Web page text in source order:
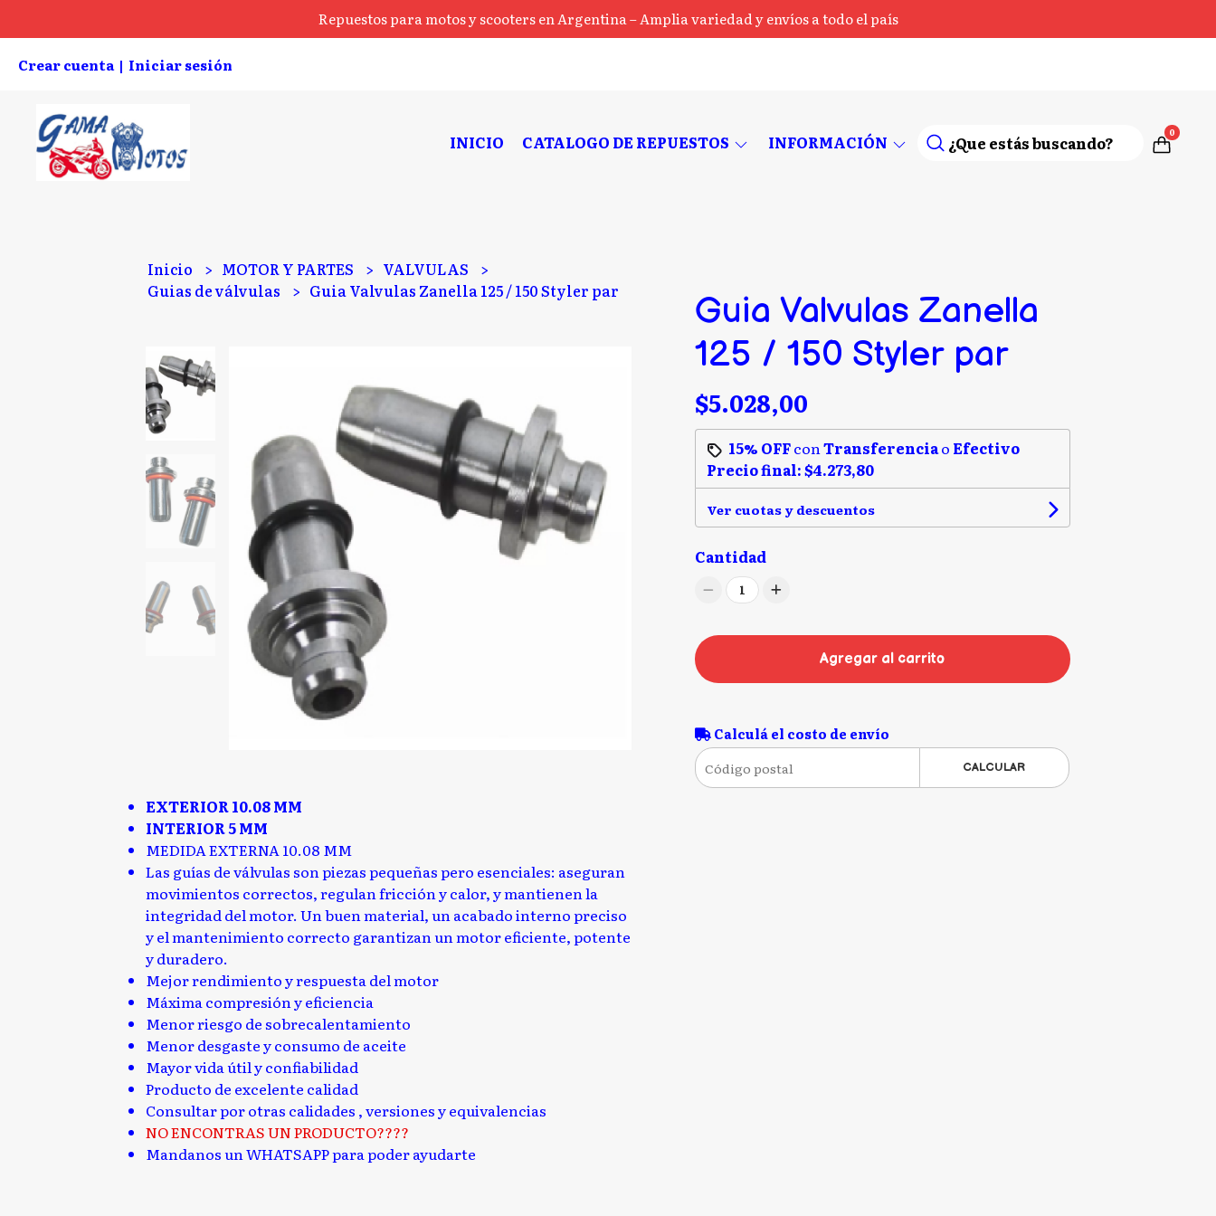
Repuestos para motos y scooters en Argentina – Amplia variedad y envíos a todo el país
Crear cuenta | Iniciar sesión
INICIO CATALOGO DE REPUESTOS INFORMACIÓN 0
Inicio MOTOR Y PARTES
VALVULAS
Guias de válvulas
Guia Valvulas Zanella 125 / 150 Styler par
EXTERIOR 10.08 MM
INTERIOR 5 MM
MEDIDA EXTERNA 10.08 MM
Las guías de válvulas son piezas pequeñas pero esenciales: aseguran
movimientos correctos, regulan fricción y calor, y mantienen la
integridad del motor. Un buen material, un acabado interno preciso
y el mantenimiento correcto garantizan un motor eficiente, potente
y duradero.
Mejor rendimiento y respuesta del motor
Máxima compresión y eficiencia
Menor riesgo de sobrecalentamiento
Menor desgaste y consumo de aceite
Mayor vida útil y confiabilidad
Producto de excelente calidad
Consultar por otras calidades , versiones y equivalencias
NO ENCONTRAS UN PRODUCTO????
Mandanos un WHATSAPP para poder ayudarte
Guia Valvulas Zanella
125 / 150 Styler par
$5.028,00
15% OFFconTransferenciao Efectivo
Precio final:$4.273,80
Ver cuotas y descuentos
Cantidad
1
Agregar al carrito
Calculá el costo de envío
CALCULAR